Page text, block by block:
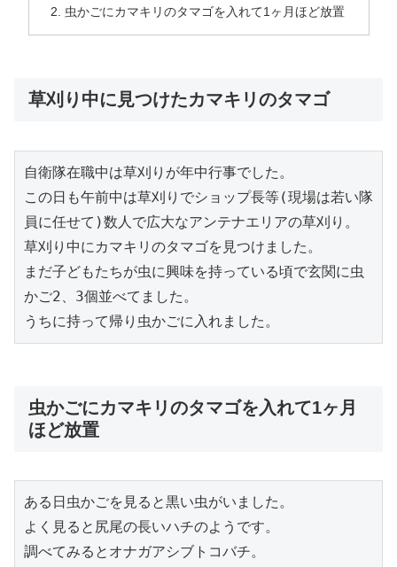
虫かごにカマキリのタマゴを入れて1ヶ月ほど放置
草刈り中に見つけたカマキリのタマゴ
自衛隊在職中は草刈りが年中行事でした。
この日も午前中は草刈りでショップ長等(現場は若い隊
員に任せて)数人で広大なアンテナエリアの草刈り。
草刈り中にカマキリのタマゴを見つけました。
まだ子どもたちが虫に興味を持っている頃で玄関に虫
かご2、3個並べてました。
うちに持って帰り虫かごに入れました。
虫かごにカマキリのタマゴを入れて1ヶ月
ほど放置
ある日虫かごを見ると黒い虫がいました。
よく見ると尻尾の長いハチのようです。
調べてみるとオナガアシブトコバチ。